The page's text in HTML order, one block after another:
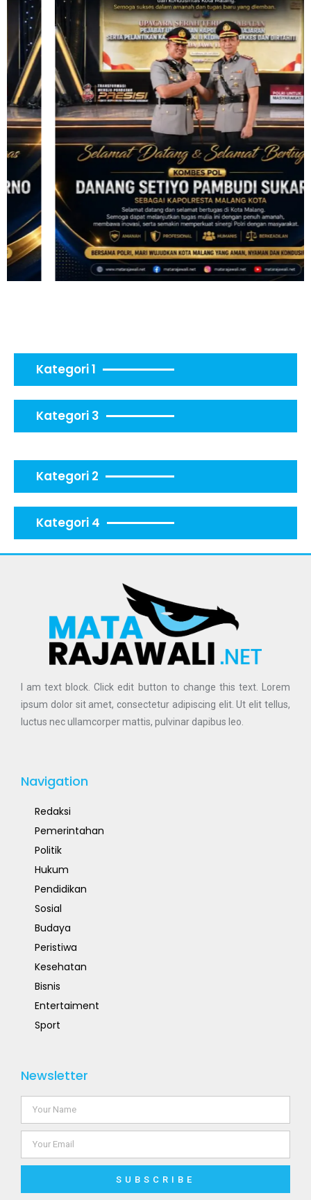
Kategori 1
Kategori 3
Kategori 2
Kategori 4
I am text block. Click edit button to change this text. Lorem
ipsum dolor sit amet, consectetur adipiscing elit. Ut elit tellus,
luctus nec ullamcorper mattis, pulvinar dapibus leo.
Navigation
Redaksi
Pemerintahan
Politik
Hukum
Pendidikan
Sosial
Budaya
Peristiwa
Kesehatan
Bisnis
Entertaiment
Sport
Newsletter
SUBSCRIBE